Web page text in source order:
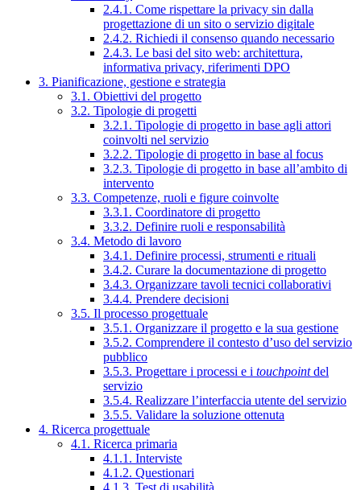
2.4.1. Come rispettare la privacy sin dalla
progettazione di un sito o servizio digitale
2.4.2. Richiedi il consenso quando necessario
2.4.3. Le basi del sito web: architettura,
informativa privacy, riferimenti DPO
3. Pianificazione, gestione e strategia
3.1. Obiettivi del progetto
3.2. Tipologie di progetti
3.2.1. Tipologie di progetto in base agli attori
coinvolti nel servizio
3.2.2. Tipologie di progetto in base al focus
3.2.3. Tipologie di progetto in base all’ambito di
intervento
3.3. Competenze, ruoli e figure coinvolte
3.3.1. Coordinatore di progetto
3.3.2. Definire ruoli e responsabilità
3.4. Metodo di lavoro
3.4.1. Definire processi, strumenti e rituali
3.4.2. Curare la documentazione di progetto
3.4.3. Organizzare tavoli tecnici collaborativi
3.4.4. Prendere decisioni
3.5. Il processo progettuale
3.5.1. Organizzare il progetto e la sua gestione
3.5.2. Comprendere il contesto d’uso del servizio
pubblico
3.5.3. Progettare i processi e i touchpointdel
servizio
3.5.4. Realizzare l’interfaccia utente del servizio
3.5.5. Validare la soluzione ottenuta
4. Ricerca progettuale
4.1. Ricerca primaria
4.1.1. Interviste
4.1.2. Questionari
4.1.3. Test di usabilità